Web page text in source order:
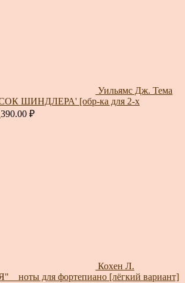
Уильямс Дж. Тема
ШИНДЛЕРА' [обр-ка для 2-х
390.00 ₽
Кохен Л.
ноты для фортепиано [лёгкий вариант]